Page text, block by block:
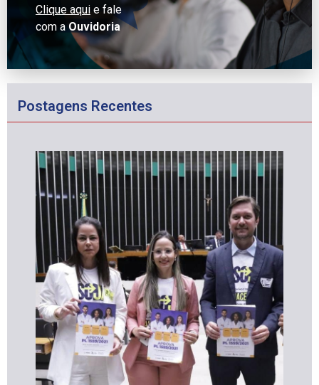
Clique aqui e fale
com aOuvidoria
Postagens Recentes